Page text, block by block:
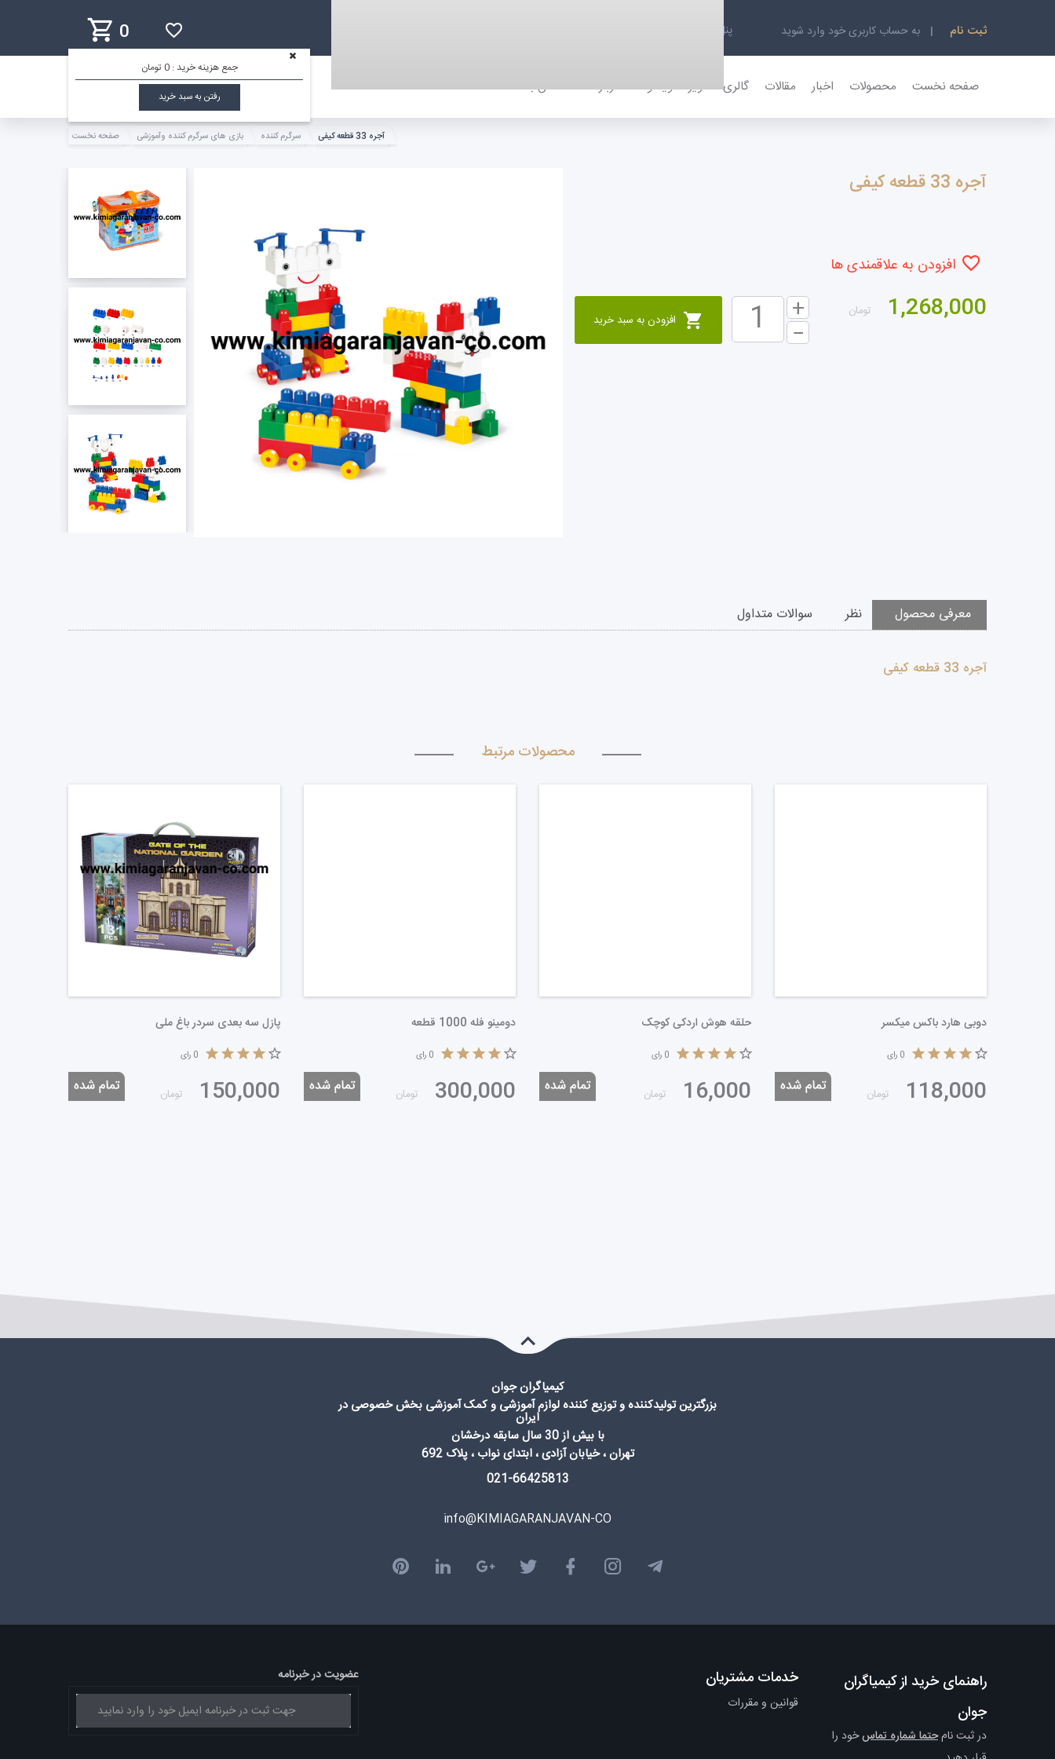
ثبت نام به حساب کاربری خود وارد شوید پنل کاربری 0
جمع هزینه خرید : 0 تومان
رفتن به سبد خرید
صفحه نخست محصولات اخبار مقالات گالری تصاویر ویدئوها درباره ما تماس با ما
صفحه نخست بازی های سرگرم کننده وآموزشی سرگرم کننده آجره 33 قطعه کیفی
آجره 33 قطعه کیفی
افزودن به علاقمندی ها
1,268,000 تومان
افزودن به سبد خرید
معرفی محصول نظر سوالات متداول
آجره 33 قطعه کیفی
محصولات مرتبط
پازل سه بعدی سردر باغ ملی
0 رای
150,000 تومان
دومینو فله 1000 قطعه
0 رای
300,000 تومان
حلقه هوش اردکی کوچک
0 رای
16,000 تومان
دوبی هارد باکس میکسر
0 رای
118,000 تومان
کیمیاگران جوان
بزرگترین تولیدکننده و توزیع کننده لوازم آموزشی و کمک آموزشی بخش خصوصی در
ایران
با بیش از 30 سال سابقه درخشان
تهران ، خیابان آزادی ، ابتدای نواب ، پلاک 692
021-66425813
info@KIMIAGARANJAVAN-CO
عضویت در خبرنامه
راهنمای خرید از کیمیاگران
جوان
در ثبت نامحتما شماره تماسخود را
خدمات مشتریان
قوانین و مقررات